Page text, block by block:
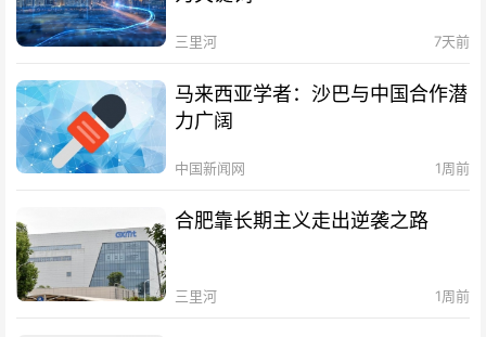
三里河 7天前
马来西亚学者：沙巴与中国合作潜
力广阔
中国新闻网 1周前
合肥靠长期主义走出逆袭之路
三里河 1周前